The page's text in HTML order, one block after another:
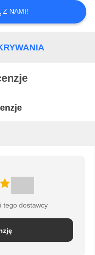
Z NAMI!
tego dostawcy